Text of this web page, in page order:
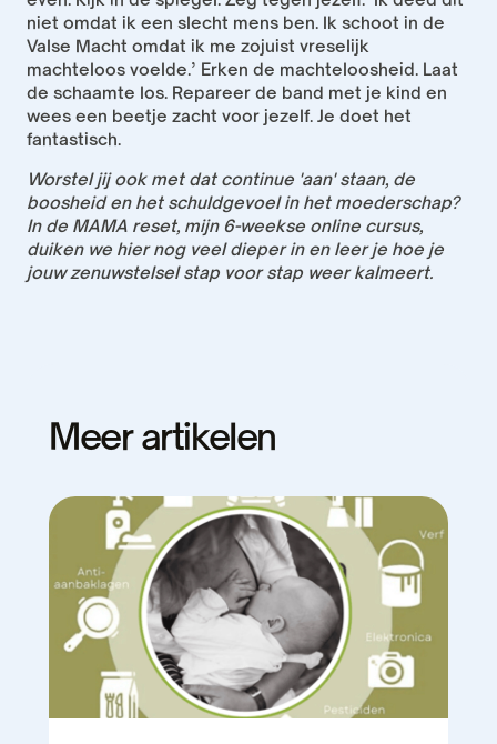
niet omdat ik een slecht mens ben. Ik schoot in de
Valse Macht omdat ik me zojuist vreselijk
machteloos voelde.’ Erken de machteloosheid. Laat
de schaamte los. Repareer de band met je kind en
wees een beetje zacht voor jezelf. Je doet het
fantastisch.
Worstel jij ook met dat continue 'aan' staan, de
boosheid en het schuldgevoel in het moederschap?
In de MAMA reset, mijn 6-weekse online cursus,
duiken we hier nog veel dieper in en leer je hoe je
jouw zenuwstelsel stap voor stap weer kalmeert.
Meer artikelen